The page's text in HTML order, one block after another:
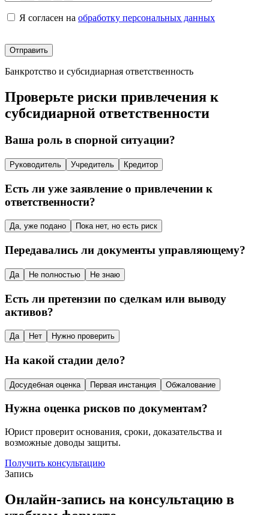
Я согласен на обработку персональных данных
Банкротство и субсидиарная ответственность
Проверьте риски привлечения к
субсидиарной ответственности
Ваша роль в спорной ситуации?
Руководитель Учредитель Кредитор
Есть ли уже заявление о привлечении к
ответственности?
Да, уже подано Пока нет, но есть риск
Передавались ли документы управляющему?
Да Не полностью Не знаю
Есть ли претензии по сделкам или выводу
активов?
Да Нет Нужно проверить
На какой стадии дело?
Досудебная оценка Первая инстанция Обжалование
Нужна оценка рисков по документам?
Юрист проверит основания, сроки, доказательства и
возможные доводы защиты.
Получить консультацию
Запись
Онлайн-запись на консультацию в